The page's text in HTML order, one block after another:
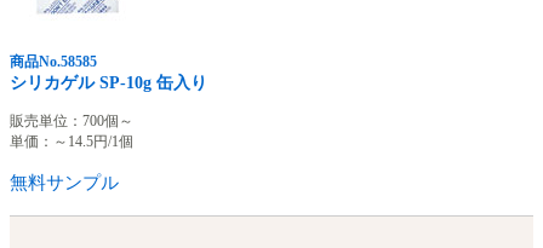
商品No.58585
シリカゲル SP-10g 缶入り
販売単位：700個～
単価：～ 14.5円/1個
無料サンプル